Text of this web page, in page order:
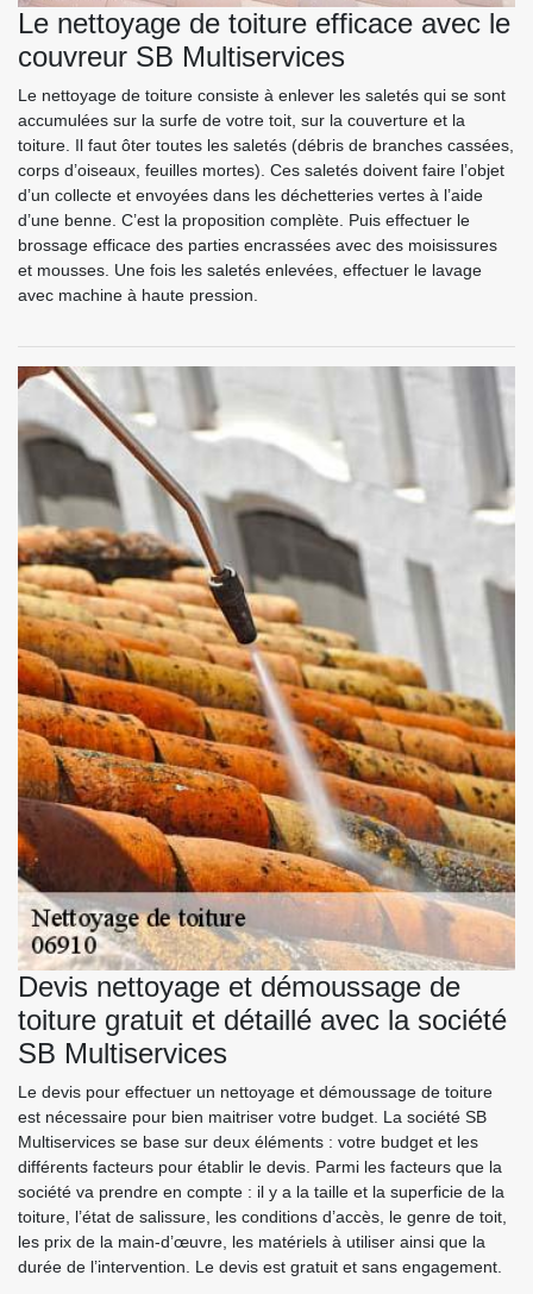
Le nettoyage de toiture efficace avec le
couvreur SB Multiservices
Le nettoyage de toiture consiste à enlever les saletés qui se sont
accumulées sur la surfe de votre toit, sur la couverture et la
toiture. Il faut ôter toutes les saletés (débris de branches cassées,
corps d’oiseaux, feuilles mortes). Ces saletés doivent faire l’objet
d’un collecte et envoyées dans les déchetteries vertes à l’aide
d’une benne. C’est la proposition complète. Puis effectuer le
brossage efficace des parties encrassées avec des moisissures
et mousses. Une fois les saletés enlevées, effectuer le lavage
avec machine à haute pression.
Devis nettoyage et démoussage de
toiture gratuit et détaillé avec la société
SB Multiservices
Le devis pour effectuer un nettoyage et démoussage de toiture
est nécessaire pour bien maitriser votre budget. La société SB
Multiservices se base sur deux éléments : votre budget et les
différents facteurs pour établir le devis. Parmi les facteurs que la
société va prendre en compte : il y a la taille et la superficie de la
toiture, l’état de salissure, les conditions d’accès, le genre de toit,
les prix de la main-d’œuvre, les matériels à utiliser ainsi que la
durée de l’intervention. Le devis est gratuit et sans engagement.